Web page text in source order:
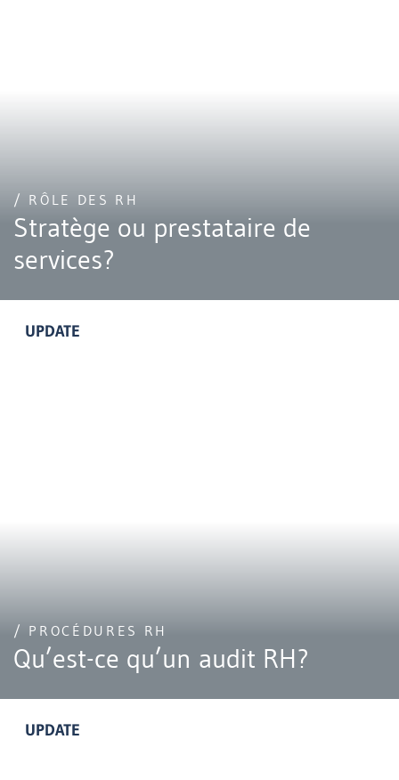
/ RÔLE DES RH
Stratège ou prestataire de
services?
UPDATE
/ PROCÉDURES RH
Qu’est-ce qu’un audit RH?
UPDATE